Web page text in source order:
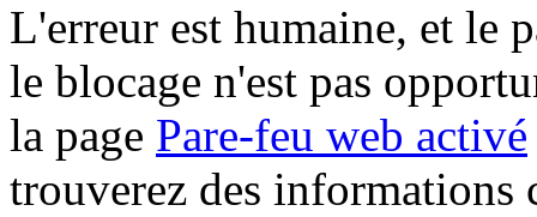
L'erreur est humaine, et le
le blocage n'est pas
la page Pare-feu web activé
trouverez des informations